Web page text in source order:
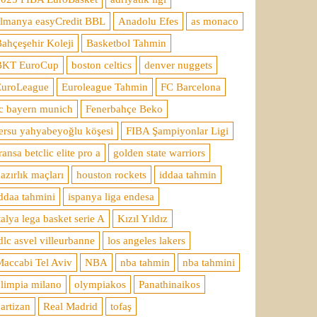
easyCredit BBL
Anadolu Efes
as monaco
Koleji
Basketbol Tahmin
EuroCup
boston celtics
denver nuggets
Euroleague Tahmin
FC Barcelona
bayern munich
Fenerbahçe Beko
yahyabeyoğlu köşesi
FIBA Şampiyonlar Ligi
betclic elite pro a
golden state warriors
maçları
houston rockets
iddaa tahmin
tahmini
ispanya liga endesa
lega basket serie A
Kızıl Yıldız
asvel villeurbanne
los angeles lakers
Tel Aviv
NBA nba tahmin
nba tahmini
milano
olympiakos
Panathinaikos
Real Madrid tofaş